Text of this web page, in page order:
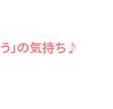
」の気持ち♪